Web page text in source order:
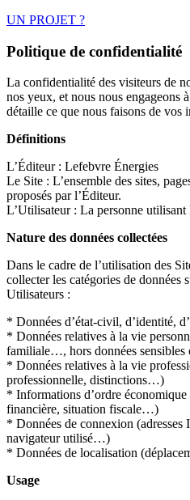
UN PROJET ?
Politique de confidentialité
La confidentialité des visiteurs de
nos yeux, et nous nous engageons
détaille ce que nous faisons de vos
Définitions
L’Éditeur : Lefebvre Énergies
Le Site : L’ensemble des sites,
proposés par l’Éditeur.
L’Utilisateur : La personne utilisant
Nature des données collectées
Dans le cadre de l’utilisation des
collecter les catégories de données
Utilisateurs :
* Données d’état-civil, d’identité,
* Données relatives à la vie
familiale…, hors données sensibles
* Données relatives à la vie
professionnelle, distinctions…)
* Informations d’ordre
financière, situation fiscale…)
* Données de connexion (adresses
navigateur utilisé…)
* Données de localisation
Usage